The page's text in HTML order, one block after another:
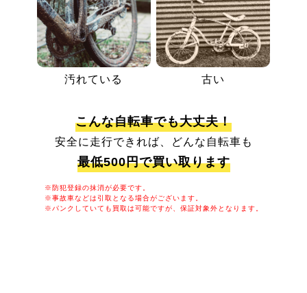
汚れている 古い
こんな自転車でも大丈夫！
安全に走行できれば、どんな自転車も
最低500円で買い取ります
※防犯登録の抹消が必要です。
※事故車などは引取となる場合がございます。
※パンクしていても買取は可能ですが、保証対象外となります。